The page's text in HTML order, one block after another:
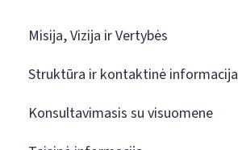
Misija, Vizija ir Vertybės
Struktūra ir kontaktinė informacija
Konsultavimasis su visuomene